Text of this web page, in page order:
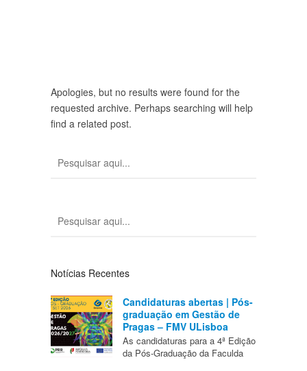
Apologies, but no results were found for the
requested archive. Perhaps searching will help
find a related post.
Notícias Recentes
Candidaturas abertas | Pós-
graduação em Gestão de
Pragas – FMV ULisboa
As candidaturas para a 4ª Edição
da Pós-Graduação da Faculda